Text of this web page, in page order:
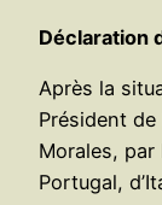
Déclaration
Après la
Président de
Morales,
Portugal,